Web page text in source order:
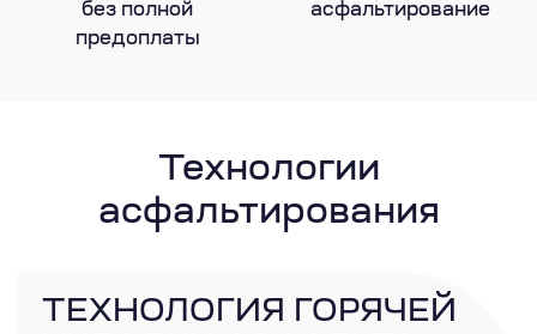
без полной
предоплаты
асфальтирование
Технологии
асфальтирования
ТЕХНОЛОГИЯ ГОРЯЧЕЙ